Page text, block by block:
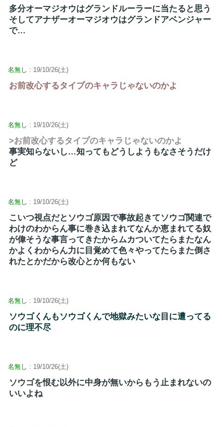
多分オーマジオウはグランドルーラーに当たると思う
そしてアナザーオーマジオウはグランドアベンジャー
で…
名無し : 19/10/26(土)
お前改心するタイプのキャラじゃないのかよ
名無し : 19/10/26(土)
>お前改心するタイプのキャラじゃないのかよ
事実知らないし…知ってもどうしようもなさそうだけ
ど
名無し : 19/10/26(土)
こいつ視点だとソウゴ原因で事故起きてソウゴ関連で
わけのわからん事に巻き込まれてなんか恵まれてる奴
が偉そうな事言ってきたからムカついてたらまたなん
かよくわからん力に目覚めて色々やってたらまた倒さ
れたとかだから改心とか何もない
名無し : 19/10/26(土)
ソウゴくんもソウゴくんで地獄みたいな目に遭ってる
のに理不尽
名無し : 19/10/26(土)
ソウゴを恨む以外に中身が無いからもう止まれないの
いいよね